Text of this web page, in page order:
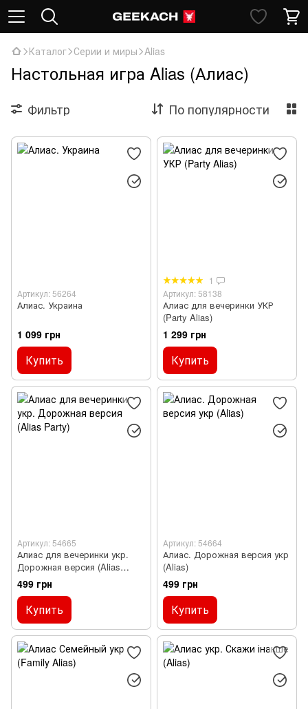
Каталог Серии и миры Alias
Настольная игра Alias (Алиас)
Фильтр По популярности
Артикул: 56264
Алиас. Украина
1 099 грн
Купить
1
Артикул: 58138
Алиас для вечеринки УКР
(Party Alias)
1 299 грн
Купить
Артикул: 54665
Алиас для вечеринки укр.
Дорожная версия (Alias
Party)
499 грн
Купить
Артикул: 54664
Алиас. Дорожная версия укр
(Alias)
499 грн
Купить